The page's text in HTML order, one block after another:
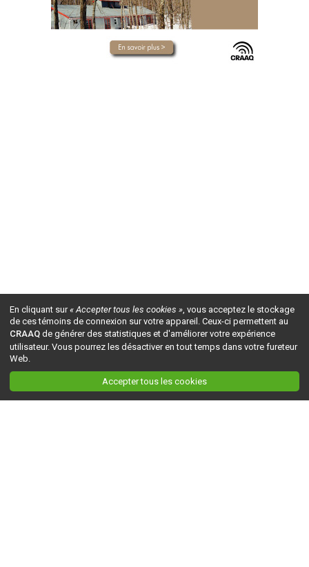
En cliquant sur« Accepter tous les cookies », vous acceptez le stockage
de ces témoins de connexion sur votre appareil. Ceux-ci permettent au
CRAAQ de générer des statistiques et d'améliorer votre expérience
utilisateur. Vous pourrez les désactiver en tout temps dans votre fureteur
Web.
Accepter tous les cookies